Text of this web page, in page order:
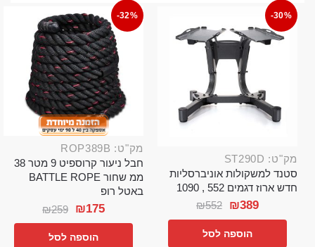
-30%
מק"ט: ST290D
סטנד למשקולות אוניברסליות
חדש ארוז דגמים 552 , 1090
₪552 ₪389
הוספה לסל
-32%
מק"ט: ROP389B
חבל ניעור קרוספיט 9 מטר 38
ממ שחור BATTLE ROPE
באטל רופ
₪259 ₪175
הוספה לסל